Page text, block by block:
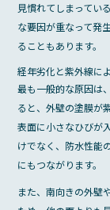
見慣れてしまってい
な要因が重なって発
ることもあります。
経年劣化と紫外線に
最も一般的な原因は
ると、外壁の塗膜が
表面に小さなひびが
けでなく、防水性能
にもつながります。
また、南向きの外壁